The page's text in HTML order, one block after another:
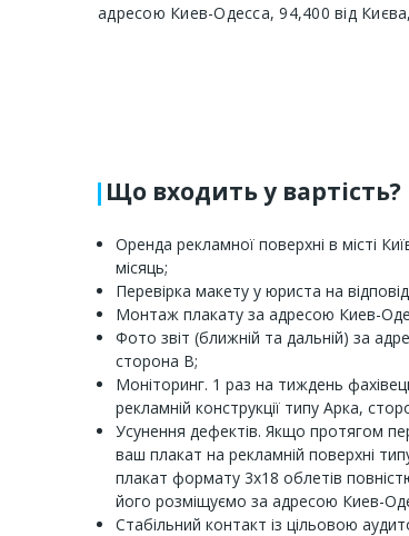
адресою Киев-Одесса, 94,400 від
Що входить у вартість?
Оренда рекламної поверхні в місті
місяць;
Перевірка макету у юриста на
Монтаж плакату за адресою Киев-
Фото звіт (ближній та дальній) за
сторона B;
Моніторинг. 1 раз на тиждень
рекламній конструкції типу Арка,
Усунення дефектів. Якщо протягом
ваш плакат на рекламній поверхні
плакат формату 3x18 облетів
його розміщуємо за адресою Киев-
Стабільний контакт із цільовою